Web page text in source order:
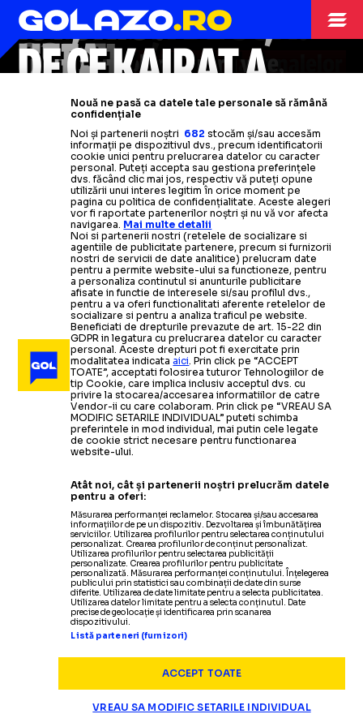
VIZE
REFUZAȚI DE SUA!
Probleme lacălătoria naționalelor
la CM 2026.
Ce au pățit Elveția și
Africa de Sud: „Suntem făcuți să
părem proști”
Citește mai mult
ISTORIC?
15.000 de dolari pentru vize,
prețuri șocante la bilete și
hoteluri.Panică în SUA înainte de
turneul final
Citește mai mult
TRAGEREA LA
SORȚI
O națională calificată la CM 2026
refuză să trimită o delegațieîn
SUA » Mesaj direct pentru FIFA și
americani
Citește mai mult
OBȚINUT REACȚIA
UEFA
Ce spune forul european cu privire
scandalul vizelor refuzate
pentru 3 jucători de la FCSB:
„Ajutăm când ni se cere”
Citește mai mult
LIGA CAMPIONILOR 21.08.2025
DE CE KAIRAT A
AVUT VIZE ȘI FCSB
NU!
Cum a rezolvat echipa kazahă
problema vizelor.Ce a făcut față
de FCSB!
Citește mai mult
Termeni și condiții
Politica de confidențialitate
Modifică Setările
Contact
Nouă ne pasă ca datele tale personale să rămână
confidențiale
Noi și partenerii noștri 682 stocăm și/sau accesăm
informații pe dispozitivul dvs., precum identificatorii
cookie unici pentru prelucrarea datelor cu caracter
personal. Puteți accepta sau gestiona preferințele
dvs. făcând clic mai jos, respectiv vă puteți opune
utilizării unui interes legitim în orice moment pe
pagina cu politica de confidențialitate. Aceste alegeri
vor fi raportate partenerilor noștri și nu vă vor afecta
navigarea. Mai multe detalii
Noi si partenerii nostri (retelele de socializare si
agentiile de publicitate partenere, precum si furnizorii
nostri de servicii de date analitice) prelucram date
pentru a permite website-ului sa functioneze, pentru
a personaliza continutul si anunturile publicitare
afisate in functie de interesele si/sau profilul dvs.,
pentru a va oferi functionalitati aferente retelelor de
socializare si pentru a analiza traficul pe website.
Beneficiati de drepturile prevazute de art. 15-22 din
GDPR in legatura cu prelucrarea datelor cu caracter
personal. Aceste drepturi pot fi exercitate prin
modalitatea indicataaici . Prin click pe “ACCEPT
TOATE”, acceptati folosirea tuturor Tehnologiilor de
tip Cookie, care implica inclusiv acceptul dvs. cu
privire la stocarea/accesarea informatiilor de catre
Vendor-ii cu care colaboram. Prin click pe “VREAU SA
MODIFIC SETARILE INDIVIDUAL” puteti schimba
preferintele in mod individual, mai putin cele legate
de cookie strict necesare pentru functionarea
website-ului.
Atât noi, cât și partenerii noștri prelucrăm datele
pentru a oferi:
Măsurarea performanței reclamelor. Stocarea și/sau accesarea
informațiilor de pe un dispozitiv. Dezvoltarea și îmbunătățirea
serviciilor. Utilizarea profilurilor pentru selectarea conținutului
personalizat. Crearea profilurilor de conținut personalizat.
Utilizarea profilurilor pentru selectarea publicității
personalizate. Crearea profilurilor pentru publicitate
personalizată. Măsurarea performanței conținutului. Înțelegerea
publicului prin statistici sau combinații de date din surse
diferite. Utilizarea de date limitate pentru a selecta publicitatea.
Utilizarea datelor limitate pentru a selecta conținutul. Date
precise de geolocație și identificarea prin scanarea
dispozitivului.
Listă parteneri (furnizori)
ACCEPT TOATE
VREAU SA MODIFIC SETARILE INDIVIDUAL